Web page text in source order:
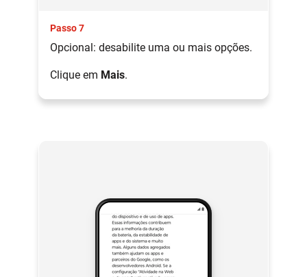
Passo 7
Opcional: desabilite uma ou mais opções.
Clique em Mais.